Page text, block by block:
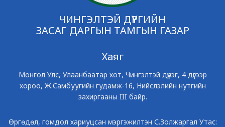
ЧИНГЭЛТЭЙ ДҮҮРГИЙН
ЗАСАГ ДАРГЫН ТАМГЫН ГАЗАР
Хаяг
Монгол Улс, Улаанбаатар хот, Чингэлтэй дүүрэг, 4 дүгээр
хороо, Ж.Самбуугийн гудамж-16, Нийслэлийн нутгийн
захиргааны III байр.
Өргөдөл, гомдол хариуцсан мэргэжилтэн С.Золжаргал Утас: